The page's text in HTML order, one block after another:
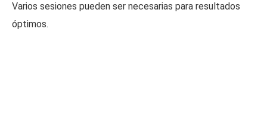
Varios sesiones pueden ser necesarias para resultados
óptimos.